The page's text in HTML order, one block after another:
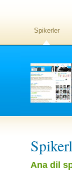
Spikerler
Ana dil